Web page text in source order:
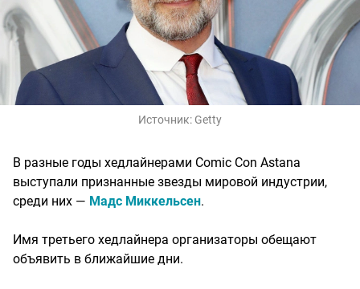
Источник: Getty
В разные годы хедлайнерами Comic Con Astana
выступали признанные звезды мировой индустрии,
среди них — Мадс Миккельсен.
Имя третьего хедлайнера организаторы обещают
объявить в ближайшие дни.